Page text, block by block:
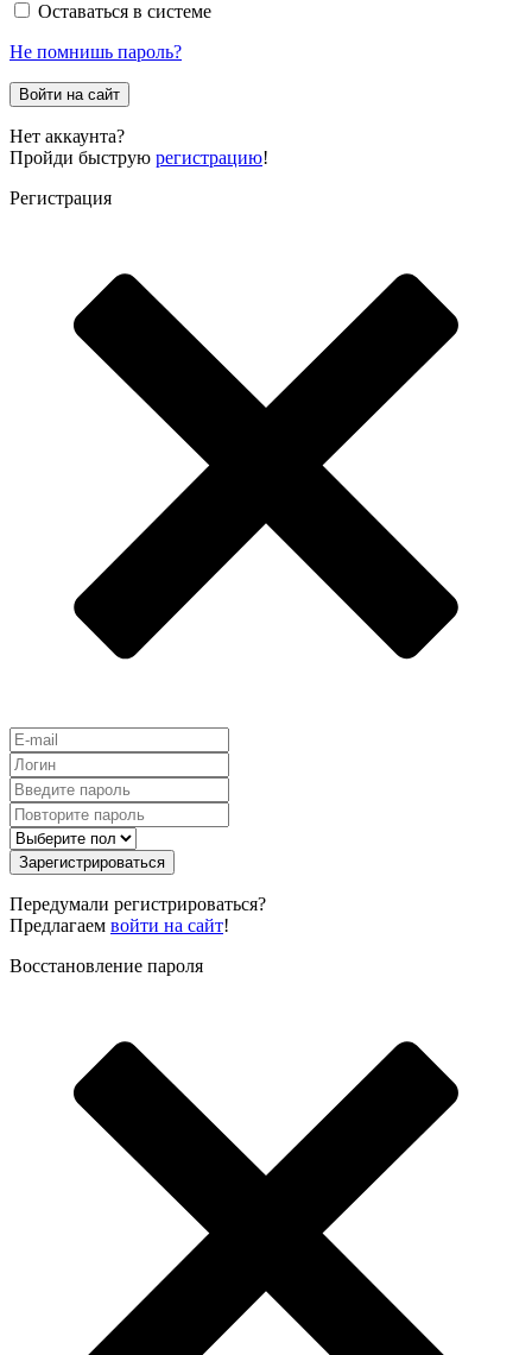
Оставаться в системе
Не помнишь пароль?
Войти на сайт
Нет аккаунта?
Пройди быструю регистрацию!
Регистрация
Зарегистрироваться
Передумали регистрироваться?
Предлагаем войти на сайт!
Восстановление пароля